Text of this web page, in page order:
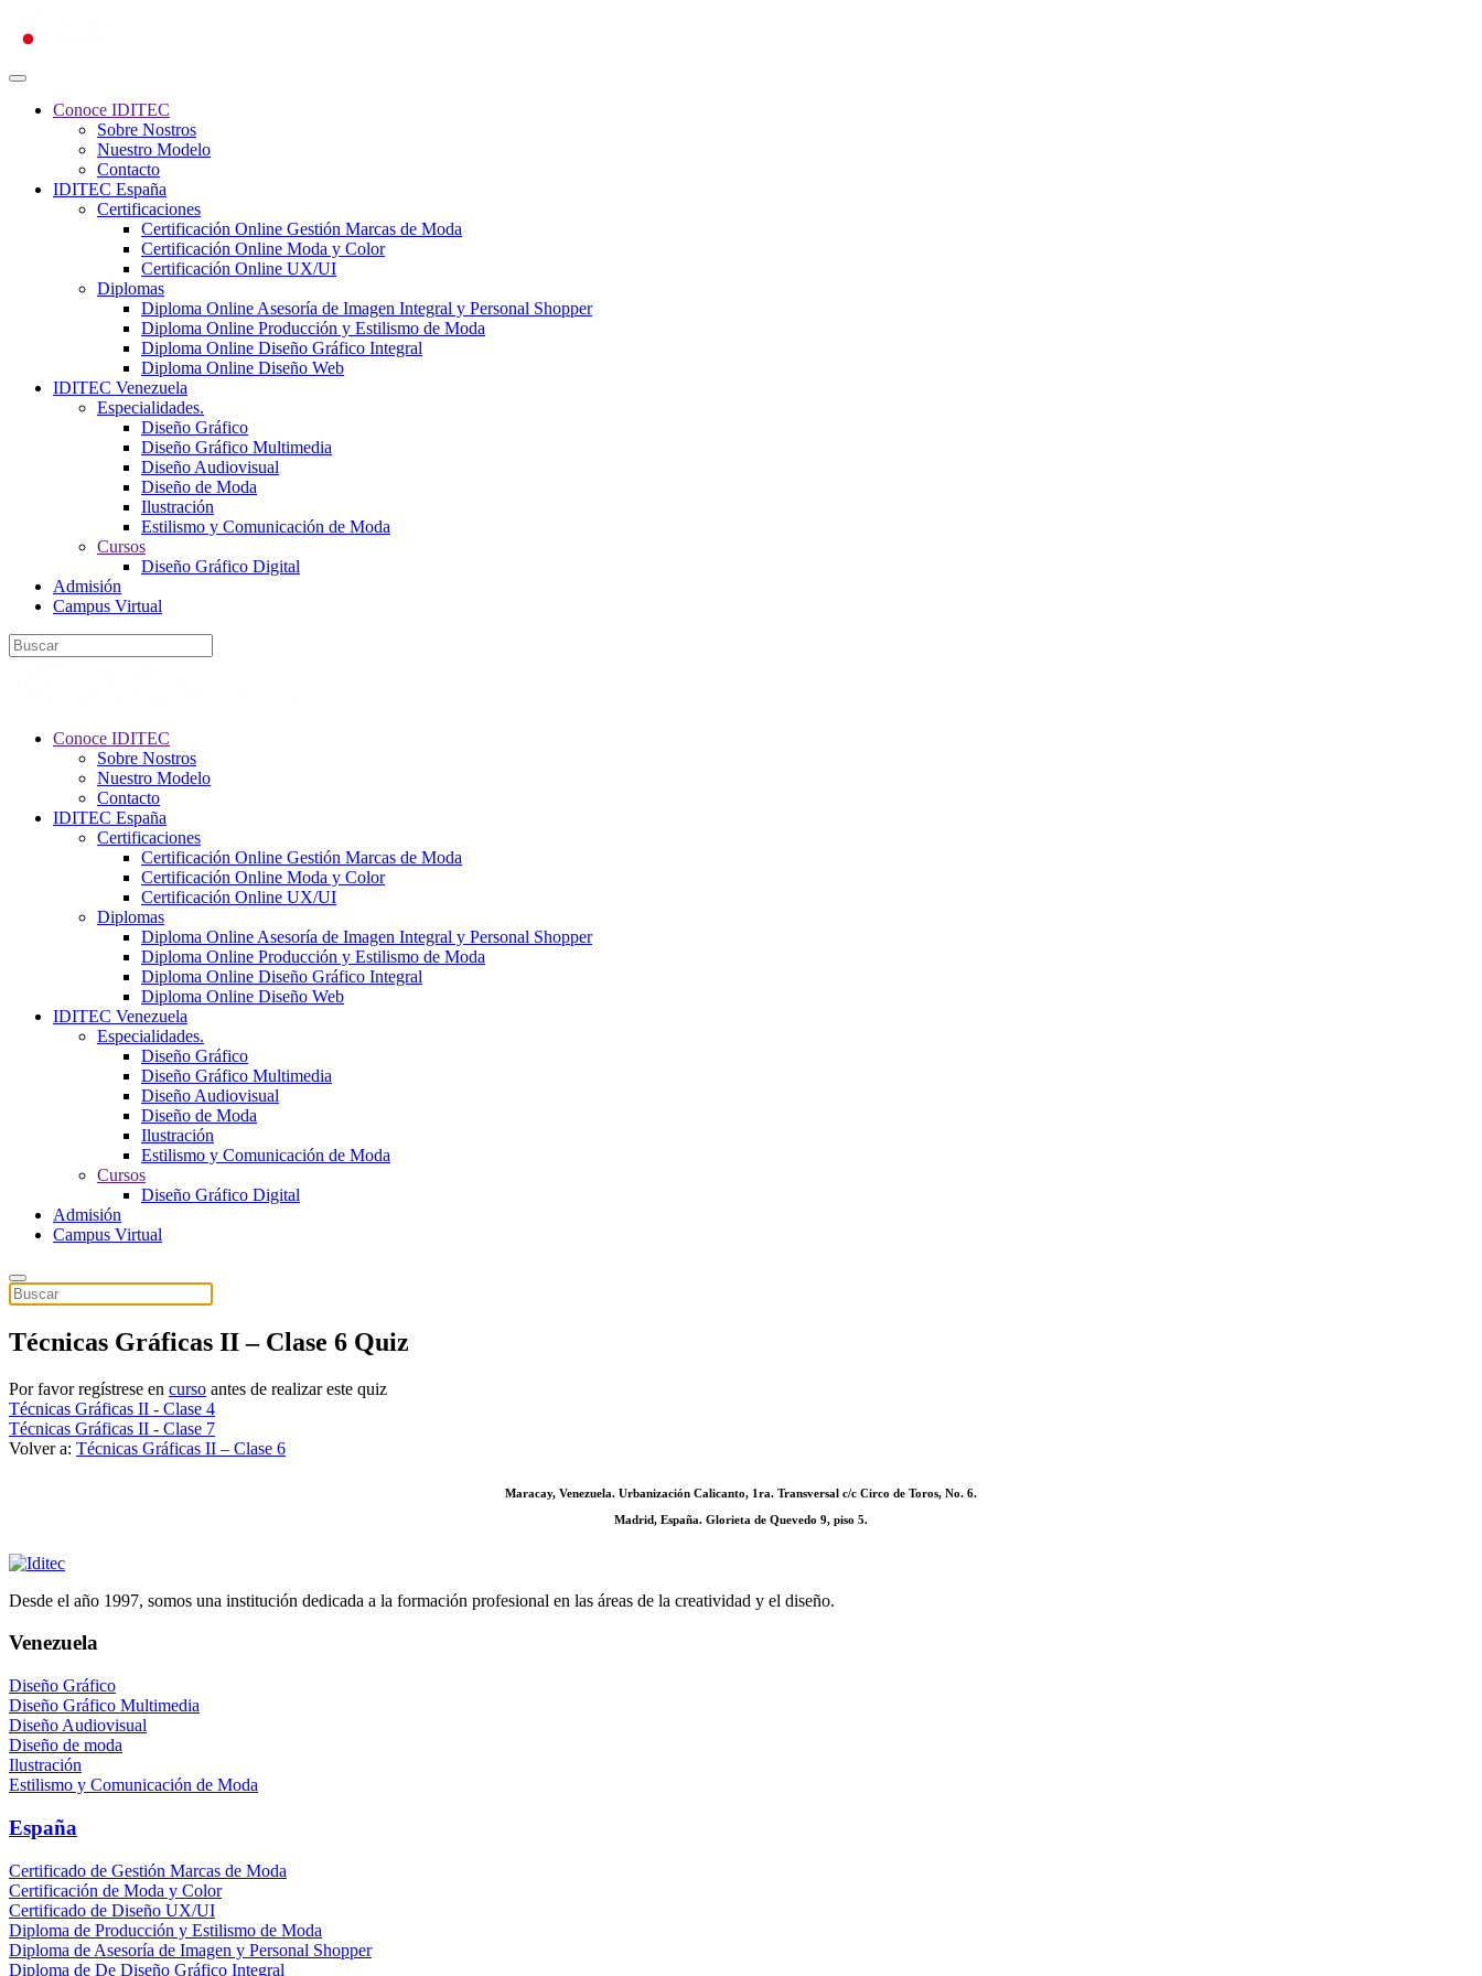
Conoce IDITEC
Sobre Nostros
Nuestro Modelo
Contacto
IDITEC España
Certificaciones
Certificación Online Gestión Marcas de Moda
Certificación Online Moda y Color
Certificación Online UX/UI
Diplomas
Diploma Online Asesoría de Imagen Integral y Personal Shopper
Diploma Online Producción y Estilismo de Moda
Diploma Online Diseño Gráfico Integral
Diploma Online Diseño Web
IDITEC Venezuela
Especialidades.
Diseño Gráfico
Diseño Gráfico Multimedia
Diseño Audiovisual
Diseño de Moda
Ilustración
Estilismo y Comunicación de Moda
Cursos
Diseño Gráfico Digital
Admisión
Campus Virtual
Conoce IDITEC
Sobre Nostros
Nuestro Modelo
Contacto
IDITEC España
Certificaciones
Certificación Online Gestión Marcas de Moda
Certificación Online Moda y Color
Certificación Online UX/UI
Diplomas
Diploma Online Asesoría de Imagen Integral y Personal Shopper
Diploma Online Producción y Estilismo de Moda
Diploma Online Diseño Gráfico Integral
Diploma Online Diseño Web
IDITEC Venezuela
Especialidades.
Diseño Gráfico
Diseño Gráfico Multimedia
Diseño Audiovisual
Diseño de Moda
Ilustración
Estilismo y Comunicación de Moda
Cursos
Diseño Gráfico Digital
Admisión
Campus Virtual
Técnicas Gráficas II – Clase 6 Quiz
Por favor regístrese en curso antes de realizar este quiz
Técnicas Gráficas II - Clase 4
Técnicas Gráficas II - Clase 7
Volver a: Técnicas Gráficas II – Clase 6
Maracay, Venezuela. Urbanización Calicanto, 1ra. Transversal c/c Circo de Toros, No. 6.
Madrid, España. Glorieta de Quevedo 9, piso 5.
Desde el año 1997, somos una institución dedicada a la formación profesional en las áreas de la creatividad y el diseño.
Venezuela
Diseño Gráfico
Diseño Gráfico Multimedia
Diseño Audiovisual
Diseño de moda
Ilustración
Estilismo y Comunicación de Moda
España
Certificado de Gestión Marcas de Moda
Certificación de Moda y Color
Certificado de Diseño UX/UI
Diploma de Producción y Estilismo de Moda
Diploma de Asesoría de Imagen y Personal Shopper
Diploma de De Diseño Gráfico Integral